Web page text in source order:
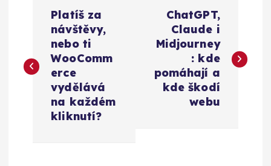
v
Platíš za
návštěvy,
nebo ti
WooComm
erce
vydělává
na každém
kliknutí?
ChatGPT,
Claude i
Midjourney
: kde
pomáhají a
kde škodí
webu